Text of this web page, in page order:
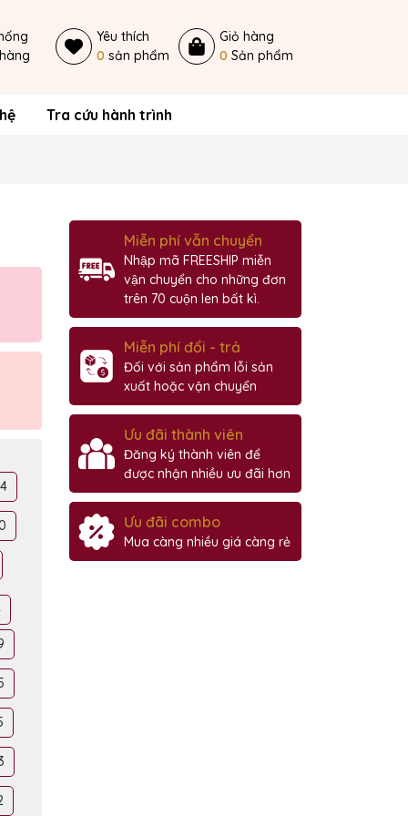
Yêu thích
0 sản phẩm
Giỏ hàng
0 Sản phẩm
Tra cứu hành trình
Miễn phí vẫn chuyển
Nhập mã FREESHIP miễn
vận chuyển cho những đơn
trên 70 cuộn len bất kì.
Miễn phí đổi - trả
Đối với sản phẩm lỗi sản
xuất hoặc vận chuyển
Ưu đãi thành viên
Đăng ký thành viên để
được nhận nhiều ưu đãi hơn
Ưu đãi combo
Mua càng nhiều giá càng rẻ